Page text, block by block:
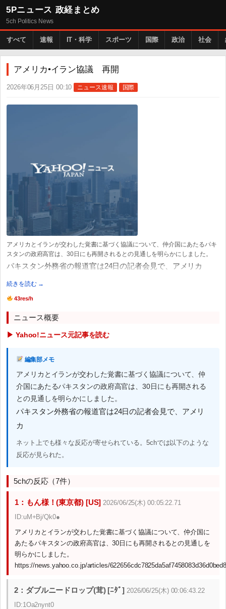
5Pニュース 政経まとめ
5ch Politics News
すべて 速報 IT・科学 スポーツ 国際 政治 社会
アメリカ•イラン協議 再開
2026年06月25日 00:10 ニュース速報 国際
アメリカとイランが交わした覚書に基づく協議について、仲介国にあたるパキ
スタンの政府高官は、30日にも再開されるとの見通しを明らかにしました。
パキスタン外務省の報道官は24日の記者会見で、アメリカ
続きを読む →
43res/h
ニュース概要
▶ Yahoo!ニュース元記事を読む
編集部メモ
アメリカとイランが交わした覚書に基づく協議について、仲
介国にあたるパキスタンの政府高官は、30日にも再開される
との見通しを明らかにしました。
パキスタン外務省の報道官は24日の記者会見で、アメリ
カ
ネット上でも様々な反応が寄せられている。5chでは以下のような
反応が見られた。
5chの反応（7件）
1：もん様！(東京都) [US] 2026/06/25(木) 00:05:22.71
ID:uM+Bj/Qk0●
アメリカとイランが交わした覚書に基づく協議について、仲介国に
あたるパキスタンの政府高官は、30日にも再開されるとの見通しを
明らかにしました。
https://news.yahoo.co.jp/articles/
2：ダブルニードロップ(茸) [ﾆﾀﾞ] 2026/06/25(木) 00:06:43.22
ID:1Oa2nynt0